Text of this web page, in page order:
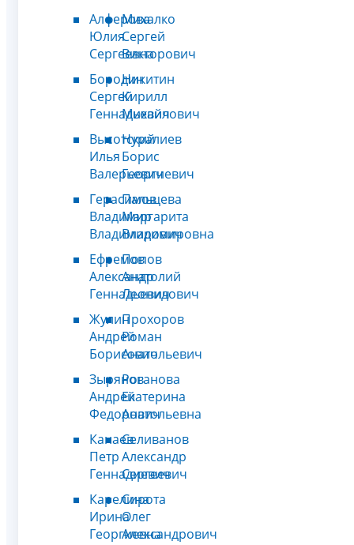
Алферова
Юлия
Сергеевна
Бородин
Сергей
Геннадьевич
Высотский
Илья
Валерьевич
Герасимов
Владимир
Владимирович
Ефремов
Александр
Геннадьевич
Жулин
Андрей
Борисович
Зырянов
Андрей
Федорович
Канаев
Петр
Геннадиевич
Карелина
Ирина
Георгиевна
Михалко
Сергей
Викторович
Никитин
Кирилл
Михайлович
Нуралиев
Борис
Георгиевич
Пальцева
Маргарита
Владимировна
Попов
Анатолий
Леонидович
Прохоров
Роман
Анатольевич
Роганова
Екатерина
Анатольевна
Селиванов
Александр
Сергеевич
Сирота
Олег
Александрович